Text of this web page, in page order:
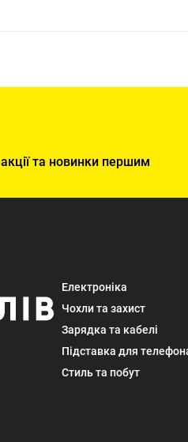
та новинки першим
Електроніка
Чохли та захист
Зарядка та кабелі
Підставка для
Стиль та побут